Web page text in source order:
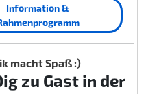
Information &
macht Spaß :)
zu Gast in der